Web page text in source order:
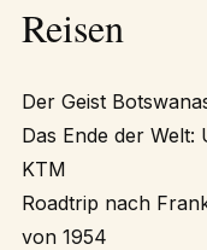
Reisen
Der Geist
Das Ende der
KTM
Roadtrip nach
von 1954